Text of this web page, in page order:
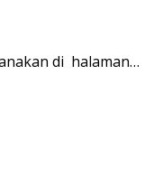
di halaman…